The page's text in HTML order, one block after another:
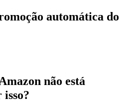
automática do
não está